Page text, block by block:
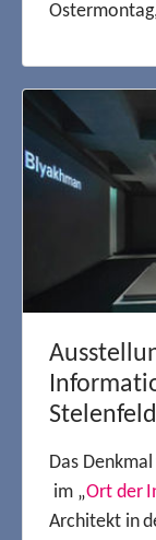
Das
im „Ort der
Architekt in